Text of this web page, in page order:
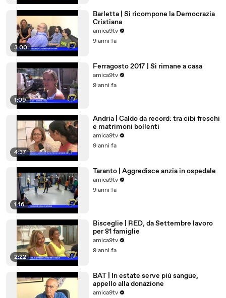
3:00
Barletta | Si ricompone la Democrazia
Cristiana
amica9tv
9 anni fa
1:09
Ferragosto 2017 | Si rimane a casa
amica9tv
9 anni fa
4:37
Andria | Caldo da record: tra cibi freschi
e matrimoni bollenti
amica9tv
9 anni fa
1:16
Taranto | Aggredisce anzia in ospedale
amica9tv
9 anni fa
2:22
Bisceglie | RED, da Settembre lavoro
per 81 famiglie
amica9tv
9 anni fa
BAT | In estate serve più sangue,
appello alla donazione
amica9tv